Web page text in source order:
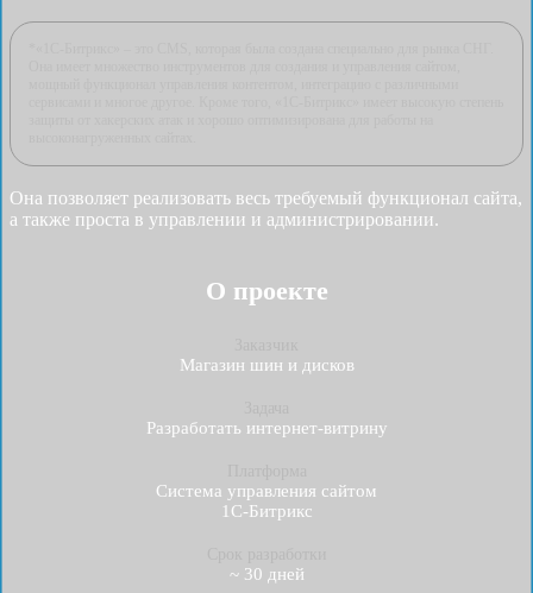
Она позволяет реализовать весь требуемый функционал сайта,
а также проста в управлении и администрировании.
О проекте
Магазин шин и дисков
Разработать интернет-витрину
Система управления сайтом
1С-Битрикс
~ 30 дней